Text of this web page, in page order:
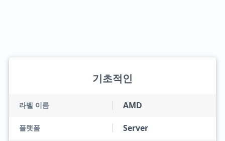
기초적인
라벨 이름 AMD
플랫폼 Server